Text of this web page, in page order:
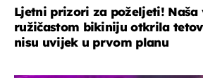
Ljetni prizori za poželjeti! Naša
ružičastom bikiniju otkrila
nisu uvijek u prvom planu